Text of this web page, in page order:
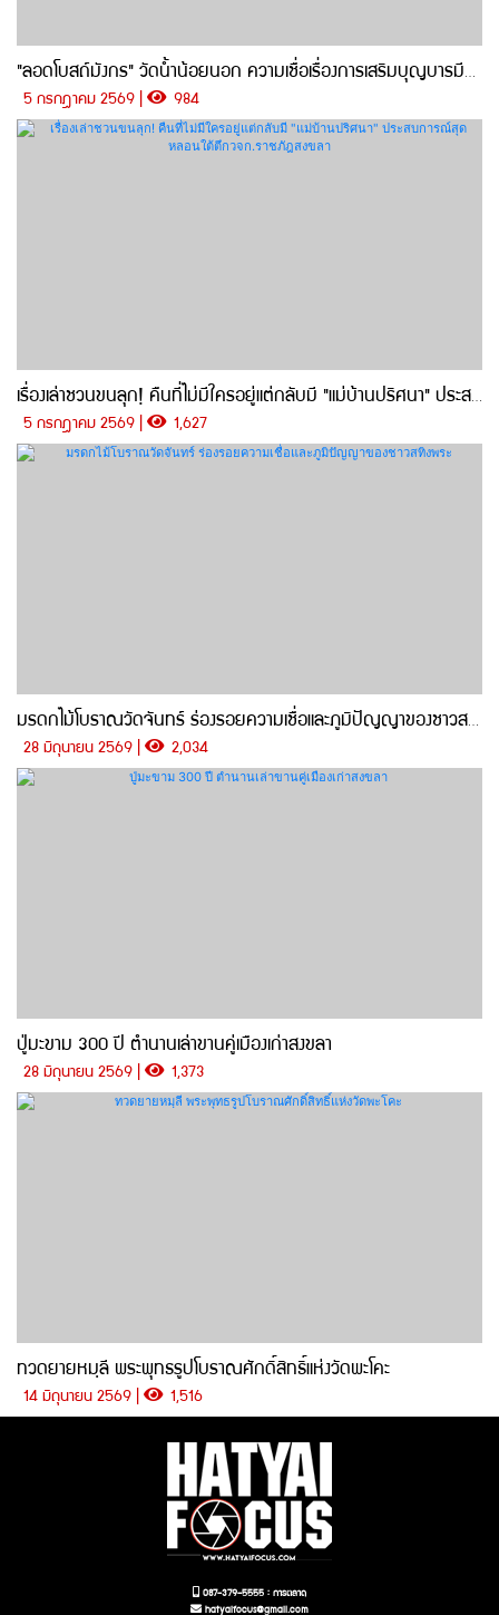
"ลอดโบสถ์มังกร" วัดน้ำน้อยนอก ความเชื่อเรื่องการเสริมบุญบารมี-ล้างเคราะห์
5 กรกฎาคม 2569 | 984
เรื่องเล่าชวนขนลุก! คืนที่ไม่มีใครอยู่แต่กลับมี "แม่บ้านปริศนา" ประสบการณ์สุดหลอนใต้ตึกวจก.ราชภัฎสงขลา
5 กรกฎาคม 2569 | 1,627
มรดกไม้โบราณวัดจันทร์ ร่องรอยความเชื่อและภูมิปัญญาของชาวสทิงพระ
28 มิถุนายน 2569 | 2,034
ปู่มะขาม 300 ปี ตำนานเล่าขานคู่เมืองเก่าสงขลา
28 มิถุนายน 2569 | 1,373
ทวดยายหมฺลี พระพุทธรูปโบราณศักดิ์สิทธิ์แห่งวัดพะโคะ
14 มิถุนายน 2569 | 1,516
087-379-5555 : การตลาด
hatyaifocus@gmail.com